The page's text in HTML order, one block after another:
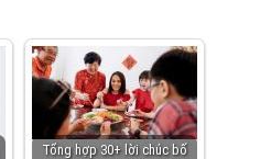
Tổng hợp 30+ lời chúc bố